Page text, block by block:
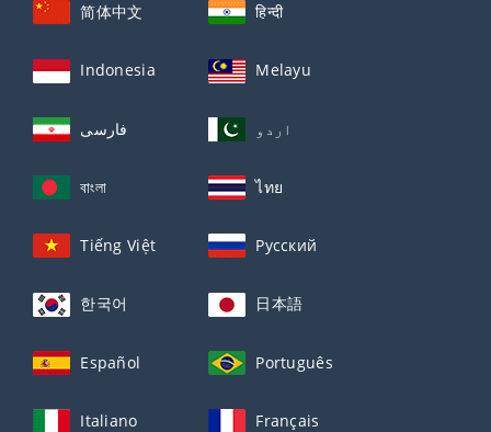
简体中文 हिन्दी
Indonesia Melayu
فارسی اردو
বাংলা ไทย
Tiếng Việt Русский
한국어 日本語
Español Português
Italiano Français